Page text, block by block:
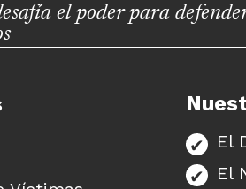
el poder para
El
El